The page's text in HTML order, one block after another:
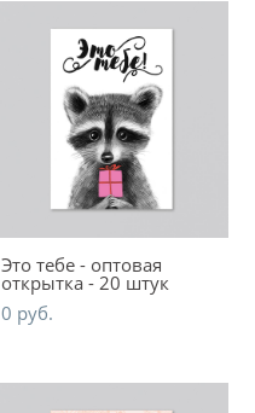
Это тебе - оптовая
открытка - 20 штук
0 pуб.